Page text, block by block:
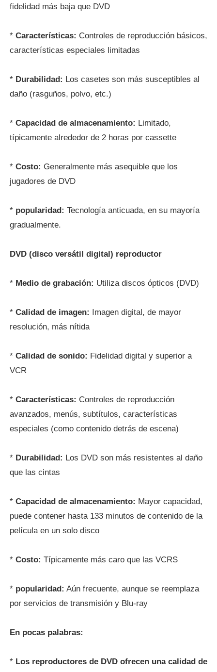
fidelidad más baja que DVD
* Características: Controles de reproducción básicos,
características especiales limitadas
* Durabilidad: Los casetes son más susceptibles al
daño (rasguños, polvo, etc.)
* Capacidad de almacenamiento: Limitado,
típicamente alrededor de 2 horas por cassette
* Costo: Generalmente más asequible que los
jugadores de DVD
* popularidad: Tecnología anticuada, en su mayoría
gradualmente.
DVD (disco versátil digital) reproductor
* Medio de grabación: Utiliza discos ópticos (DVD)
* Calidad de imagen: Imagen digital, de mayor
resolución, más nítida
* Calidad de sonido: Fidelidad digital y superior a
VCR
* Características: Controles de reproducción
avanzados, menús, subtítulos, características
especiales (como contenido detrás de escena)
* Durabilidad: Los DVD son más resistentes al daño
que las cintas
* Capacidad de almacenamiento: Mayor capacidad,
puede contener hasta 133 minutos de contenido de la
película en un solo disco
* Costo: Típicamente más caro que las VCRS
* popularidad: Aún frecuente, aunque se reemplaza
por servicios de transmisión y Blu-ray
En pocas palabras:
* Los reproductores de DVD ofrecen una calidad de